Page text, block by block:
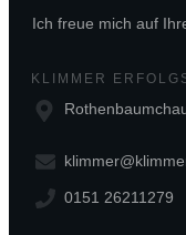
Ich freue mich auf
KLIMMER
0151 26211279